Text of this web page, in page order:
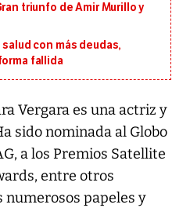
triunfo de Amir Murillo y
con más deudas,
fallida
Vergara es una actriz y
sido nominada al Globo
a los Premios Satellite
entre otros
numerosos papeles y